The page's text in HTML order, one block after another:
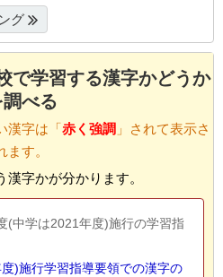
グ
で学習する漢字かどうか
調べる
漢字は「赤く強調 」されて表示さ
ます。
字かが分かります。
(中学は2021年度)施行の学習指
)施行学習指導要領での漢字の